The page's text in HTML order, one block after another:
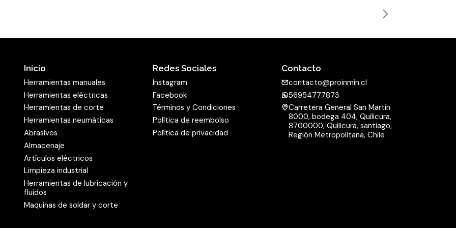
Inicio
Herramientas manuales
Herramientas eléctricas
Herramientas de corte
Herramientas neumáticas
Abrasivos
Almacenaje
Artículos eléctricos
Limpieza industrial
Herramientas de lubricación y
fluidos
Maquinas de soldar y corte
Redes Sociales
Instagram
Facebook
Términos y Condiciones
Política de reembolso
Política de privacidad
Contacto
contacto@proinmin.cl
56954777873
Carretera General San Martín
8000, bodega 404, Quilicura,
8700000, Quilicura, santiago,
Región Metropolitana, Chile